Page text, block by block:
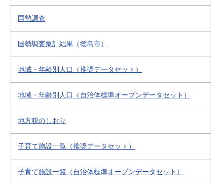
国勢調査
国勢調査集計結果（徳島市）
地域・年齢別人口（推奨データセット）
地域・年齢別人口（自治体標準オープンデータセット）
地方税のしおり
子育て施設一覧（推奨データセット）
子育て施設一覧（自治体標準オープンデータセット）